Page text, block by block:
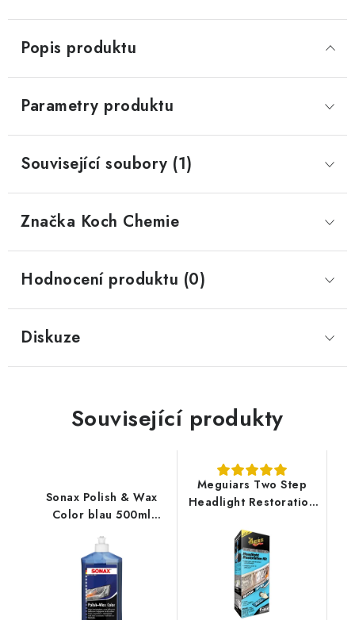
Popis produktu
Parametry produktu
Související soubory (1)
Značka Koch Chemie
Hodnocení produktu (0)
Diskuze
Související produkty
Sonax Polish & Wax
Color blau 500ml
leštěnka s voskem
Meguiars Two Step
Headlight Restoration
středně poškozených
světlometů